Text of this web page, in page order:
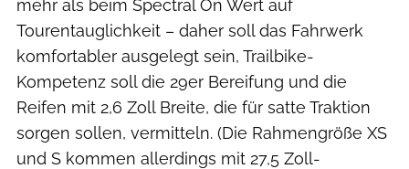
mehr als beim Spectral On Wert auf
Tourentauglichkeit – daher soll das Fahrwerk
komfortabler ausgelegt sein, Trailbike-
Kompetenz soll die 29er Bereifung und die
Reifen mit 2,6 Zoll Breite, die für satte Traktion
sorgen sollen, vermitteln. (Die Rahmengröße XS
und S kommen allerdings mit 27,5 Zoll-